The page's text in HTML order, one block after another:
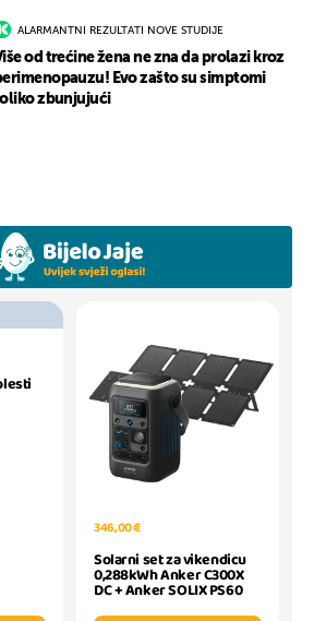
ALARMANTNI REZULTATI NOVE STUDIJE
od trećine žena ne zna da prolazi kroz
Evo zašto su simptomi
zbunjujući
346,00 €
Solarni set za vikendicu
0,288kWh Anker C300X
DC + Anker SOLIX PS60